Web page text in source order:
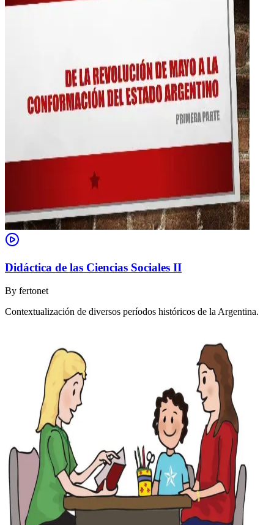
Didáctica de las Ciencias Sociales II
By fertonet
Contextualización de diversos períodos históricos de la Argentina.